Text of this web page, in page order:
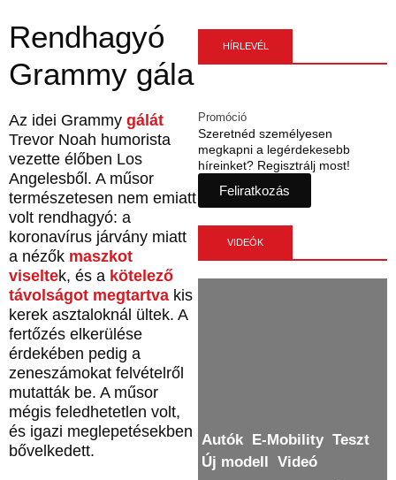
Rendhagyó
Grammy gála
Az idei Grammy gálát
Trevor Noah humorista
vezette élőben Los
Angelesből. A műsor
természetesen nem emiatt
volt rendhagyó: a
koronavírus járvány miatt
a nézők maszkot
viseltek, és a kötelező
távolságot megtartva kis
kerek asztaloknál ültek. A
fertőzés elkerülése
érdekében pedig a
zeneszámokat felvételről
mutatták be. A műsor
mégis feledhetetlen volt,
és igazi meglepetésekben
bővelkedett.
HÍRLEVÉL
Szeretnéd személyesen
megkapni a legérdekesebb
híreinket? Regisztrálj most!
Feliratkozás
Promóció
VIDEÓK
Autók E-Mobility Teszt
Új modell Videó